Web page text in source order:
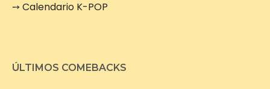
➙Calendario K-POP
ÚLTIMOS COMEBACKS